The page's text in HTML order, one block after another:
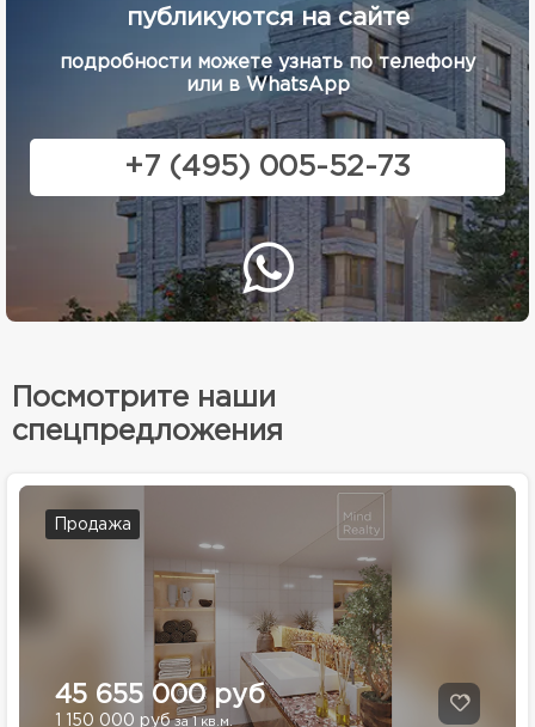
публикуются на сайте
подробности можете узнать по телефону
или в WhatsApp
+7 (495) 005-52-73
Посмотрите наши
спецпредложения
Продажа
45 655 000 руб
1 150 000 рубза 1 кв.м.